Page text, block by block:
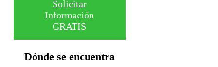
Solicitar
Información
GRATIS
Dónde se encuentra